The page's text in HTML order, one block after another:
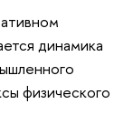
динамика
физического